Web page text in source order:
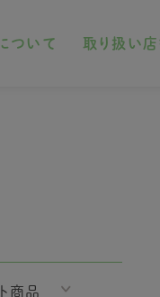
ついて 取り扱い
商品